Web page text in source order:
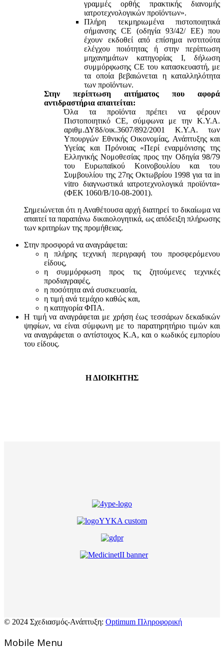
γραμμές ορθής πρακτικής διανομής
ιατροτεχνολογικών προϊόντων».
Πλήρη τεκμηριωμένα πιστοποιητικά
σήμανσης CE (οδηγία 93/42/ ΕΕ) που
έχουν εκδοθεί από επίσημα ινστιτούτα
ελέγχου ποιότητας ή στην περίπτωση
μηχανημάτων κατηγορίας Ι, δήλωση
συμμόρφωσης CE του κατασκευαστή, με
τα οποία βεβαιώνεται η καταλληλότητα
των προϊόντων.
Στην περίπτωση αιτήματος που αφορά
αντιδραστήρια απαιτείται:
Όλα τα προϊόντα πρέπει να φέρουν
Πιστοποιητικό CE, σύμφωνα με την Κ.Υ.Α.
αριθμ.ΔΥ8δ/οικ.3607/892/2001 Κ.Υ.Α. των
Υπουργών Εθνικής Οικονομίας, Ανάπτυξης και
Υγείας και Πρόνοιας «Περί εναρμόνισης της
Ελληνικής Νομοθεσίας προς την Οδηγία 98/79
του Ευρωπαϊκού Κοινοβουλίου και του
Συμβουλίου της 27ης Οκτωβρίου 1998 για τα in
vitro διαγνωστικά ιατροτεχνολογικά προϊόντα»
(ΦΕΚ 1060/Β/10-08-2001).
Σημειώνεται ότι η Αναθέτουσα αρχή διατηρεί το δικαίωμα να
απαιτεί τα παραπάνω δικαιολογητικά, ως απόδειξη πλήρωσης
των κριτηρίων της προμήθειας.
Στην προσφορά να αναγράφεται:
η πλήρης τεχνική περιγραφή του προσφερόμενου
είδους,
η συμμόρφωση προς τις ζητούμενες τεχνικές
προδιαγραφές,
η ποσότητα ανά συσκευασία,
η τιμή ανά τεμάχιο καθώς και,
η κατηγορία ΦΠΑ.
Η τιμή να αναγράφεται με χρήση έως τεσσάρων δεκαδικών
ψηφίων, να είναι σύμφωνη με το παρατηρητήριο τιμών και
να αναγράφεται ο αντίστοιχος Κ.Α, και ο κωδικός εμπορίου
του είδους.
Η ΔΙΟΙΚΗΤΗΣ
© 2024 Σχεδιασμός-Ανάπτυξη: Optimum Πληροφορική
Mοbile Menu